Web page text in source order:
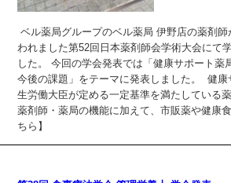
ベル薬局グループのベル薬局 伊野店の薬剤
われました第52回日本薬剤師会学術大会にて
した。 今回の学会発表では「健康サポート薬
今後の課題」をテーマに発表しました。 健康
生労働大臣が定める一定基準を満たしている
薬剤師・薬局の機能に加えて、市販薬や健康
ちら】